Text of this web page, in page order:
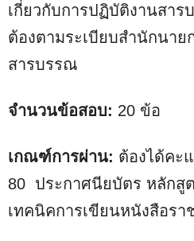
เกี่ยวกับการปฏิบัติงานสาร
ต้องตามระเบียบสำนักนาย
สารบรรณ
จำนวนข้อสอบ: 20 ข้อ
เกณฑ์การผ่าน: ต้องได้คะ
80 ประกาศนียบัตร หลักสู
เทคนิคการเขียนหนังสือรา